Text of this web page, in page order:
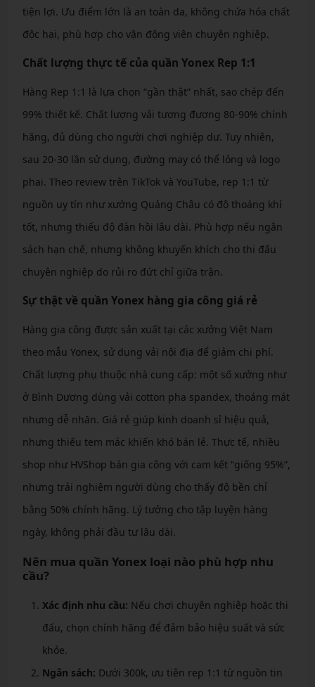
tiện lợi. Ưu điểm lớn là an toàn da, không chứa hóa chất
độc hại, phù hợp cho vận động viên chuyên nghiệp.
Chất lượng thực tế của quần Yonex Rep 1:1
Hàng Rep 1:1 là lựa chọn “gần thật” nhất, sao chép đến
99% thiết kế. Chất lượng vải tương đương 80-90% chính
hãng, đủ dùng cho người chơi nghiệp dư. Tuy nhiên,
sau 20-30 lần sử dụng, đường may có thể lỏng và logo
phai. Theo review trên TikTok và YouTube, rep 1:1 từ
nguồn uy tín như xưởng Quảng Châu có độ thoáng khí
tốt, nhưng thiếu độ đàn hồi lâu dài. Phù hợp nếu ngân
sách hạn chế, nhưng không khuyến khích cho thi đấu
chuyên nghiệp do rủi ro đứt chỉ giữa trận.
Sự thật về quần Yonex hàng gia công giá rẻ
Hàng gia công được sản xuất tại các xưởng Việt Nam
theo mẫu Yonex, sử dụng vải nội địa để giảm chi phí.
Chất lượng phụ thuộc nhà cung cấp: một số xưởng như
ở Bình Dương dùng vải cotton pha spandex, thoáng mát
nhưng dễ nhăn. Giá rẻ giúp kinh doanh sỉ hiệu quả,
nhưng thiếu tem mác khiến khó bán lẻ. Thực tế, nhiều
shop như HVShop bán gia công với cam kết “giống 95%”,
nhưng trải nghiệm người dùng cho thấy độ bền chỉ
bằng 50% chính hãng. Lý tưởng cho tập luyện hàng
ngày, không phải đầu tư lâu dài.
Nên mua quần Yonex loại nào phù hợp nhu
cầu?
Xác định nhu cầu: Nếu chơi chuyên nghiệp hoặc thi
đấu, chọn chính hãng để đảm bảo hiệu suất và sức
khỏe.
Ngân sách: Dưới 300k, ưu tiên rep 1:1 từ nguồn tin